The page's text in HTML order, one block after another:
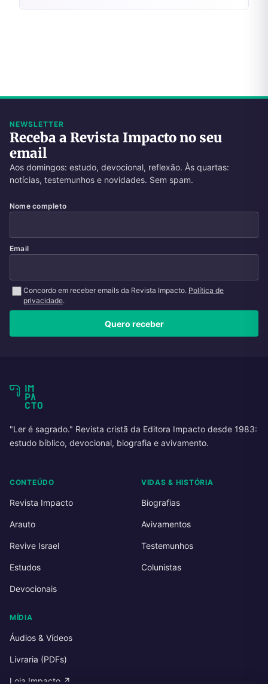
NEWSLETTER
Receba a Revista Impacto no seu
email
Aos domingos: estudo, devocional, reflexão. Às quartas:
notícias, testemunhos e novidades. Sem spam.
Nome completo
Email
Concordo em receber emails da Revista Impacto. Política de
privacidade.
Quero receber
"Ler é sagrado." Revista cristã da Editora Impacto desde 1983:
estudo bíblico, devocional, biografia e avivamento.
CONTEÚDO
Revista Impacto
Arauto
Revive Israel
Estudos
Devocionais
VIDAS & HISTÓRIA
Biografias
Avivamentos
Testemunhos
Colunistas
MÍDIA
Áudios & Vídeos
Livraria (PDFs)
Loja Impacto ↗